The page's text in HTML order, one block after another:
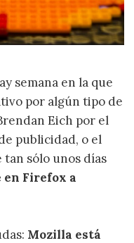
semana en la que
por algún tipo de
Eich por el
publicidad, o el
sólo unos días
en Firefox a
Mozilla está